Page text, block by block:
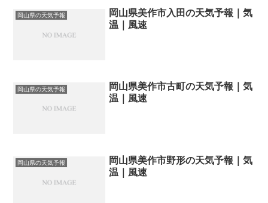
岡山県の天気予報
岡山県美作市入田の天気予報｜気
温｜風速
岡山県の天気予報
岡山県美作市古町の天気予報｜気
温｜風速
岡山県の天気予報
岡山県美作市野形の天気予報｜気
温｜風速